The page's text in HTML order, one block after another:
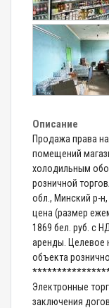
Описание
Продажа права
помещений
холодильным
розничной
обл., Минский р-
цена (размер
1869 бел. руб. с
аренды. Целевое
объекта
Электронные
заключения